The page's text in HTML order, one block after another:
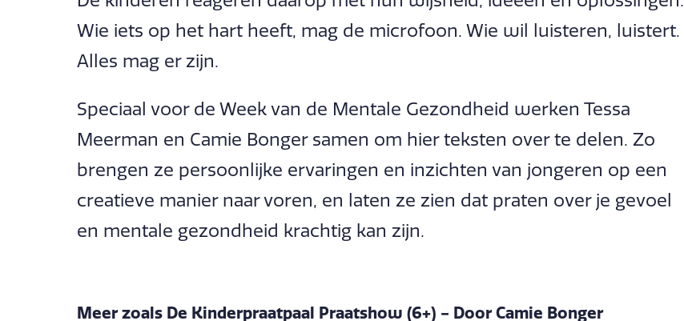
Wie iets op het hart heeft, mag de microfoon. Wie wil luisteren, luistert.
Alles mag er zijn.
Speciaal voor de Week van de Mentale Gezondheid werken Tessa
Meerman en Camie Bonger samen om hier teksten over te delen. Zo
brengen ze persoonlijke ervaringen en inzichten van jongeren op een
creatieve manier naar voren, en laten ze zien dat praten over je gevoel
en mentale gezondheid krachtig kan zijn.
Meer zoals De Kinderpraatpaal Praatshow (6+) - Door Camie Bonger